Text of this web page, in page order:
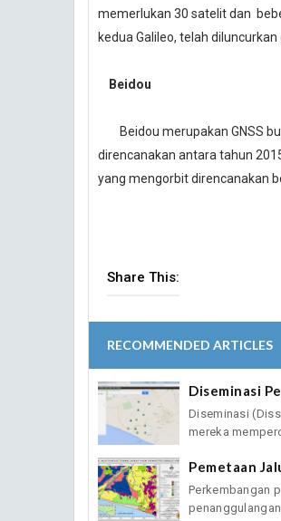
memerlukan 30 satelit dan
kedua Galileo, telah
Beidou
Beidou merupakan GNSS
direncanakan antara tahun
yang mengorbit direncanakan
Share This:
RECOMMENDED ARTICLES
Diseminasi
Diseminasi
mereka
Pemetaan
Perkembangan